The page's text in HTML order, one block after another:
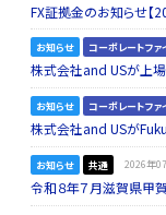
FX証拠金のお知らせ【
お知らせ コーポレートファ
株式会社and USが上場
お知らせ コーポレートファ
株式会社and USが
お知らせ 共通 2026年
令和８年７月滋賀県甲